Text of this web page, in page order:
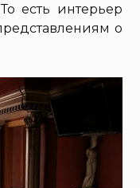
есть интерьер
о